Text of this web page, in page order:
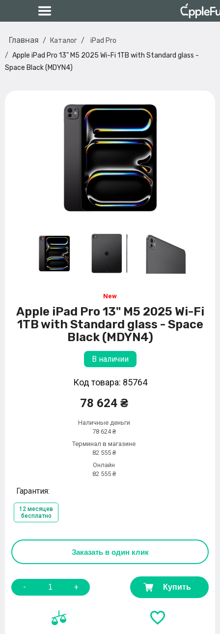
Главная Каталог
iPad Pro
Apple iPad Pro 13" M5 2025 Wi-Fi 1TB with Standard glass -
Space Black (MDYN4)
Apple iPad Pro 13" M5 2025 Wi-Fi
1TB with Standard glass - Space
Black (MDYN4)
В наличии
Код товара: 85764
78 624 ₴
Наличные деньги
78 624 ₴
Терминал в магазине
82 555 ₴
Онлайн
82 555 ₴
Гарантия:
12 месяцев
бесплатно
Заказать в один клик
- + Купить